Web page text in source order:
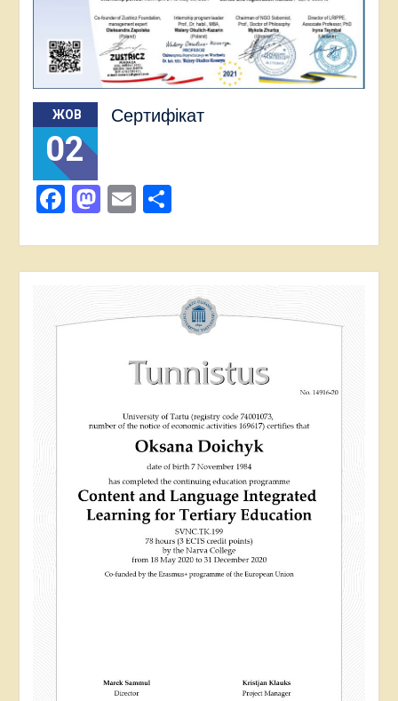
ЖОВ
02
Сертифікат
Facebook
Mastodon
EmailПоділитися